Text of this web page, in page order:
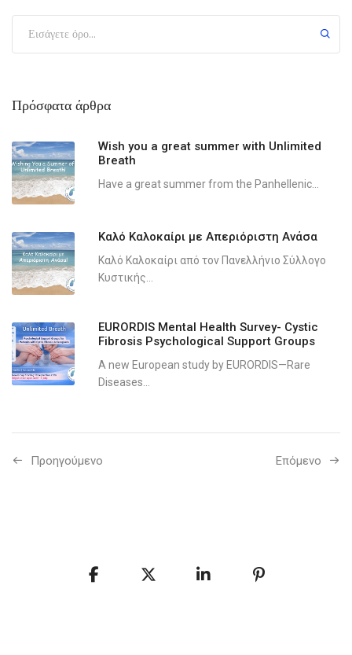
Πρόσφατα άρθρα
Wish you a great summer with Unlimited
Breath
Have a great summer from the Panhellenic...
Καλό Καλοκαίρι με Απεριόριστη Ανάσα
Καλό Καλοκαίρι από τον Πανελλήνιο Σύλλογο
Κυστικής...
EURORDIS Mental Health Survey- Cystic
Fibrosis Psychological Support Groups
A new European study by EURORDIS—Rare
Diseases...
Προηγούμενo Επόμενο